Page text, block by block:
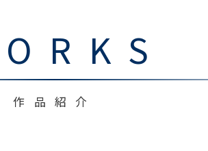
ORKS
作品紹介